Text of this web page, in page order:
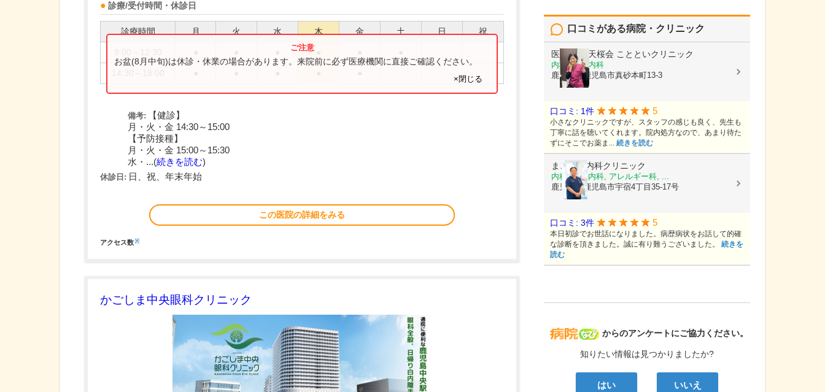
診療/受付時間・休診日
診療時間 月 火 水 木 金 土 日 祝
お盆(8月中旬)は休診・休業の場合があります。来院前に必ず医療機関に直接ご確認ください。
×閉じる
備考:
【健診】
月・火・金 14:30～15:00
【予防接種】
月・火・金 15:00～15:30
水・...(続きを読む)
休診日: 日、祝、年末年始
この医院の詳細をみる
アクセス数※
かごしま中央眼科クリニック
病院なび
からのアンケートにご協力ください。
知りたい情報は見つかりましたか?
はい いいえ
口コミがある病院・クリニック
医療法人 天桜会 ことといクリニック
内科, 血液内科
鹿児島県鹿児島市真砂本町13-3
口コミ: 1件 5
小さなクリニックですが、スタッフの感じも良く、先生も
丁寧に話を聴いてくれます。院内処方なので、あまり待た
ずにそこでお薬ま... 続きを読む
まごころ内科クリニック
内科, 神経内科, アレルギー科, ...
鹿児島県鹿児島市宇宿4丁目35-17号
口コミ: 3件 5
本日初診でお世話になりました。病歴病状をお話して的確
な診断を頂きました。誠に有り難うございました。 続きを
読む